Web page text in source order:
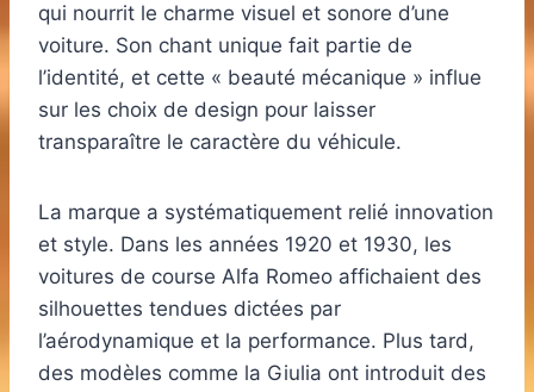
qui nourrit le charme visuel et sonore d’une
voiture. Son chant unique fait partie de
l’identité, et cette « beauté mécanique » influe
sur les choix de design pour laisser
transparaître le caractère du véhicule.
La marque a systématiquement relié innovation
et style. Dans les années 1920 et 1930, les
voitures de course Alfa Romeo affichaient des
silhouettes tendues dictées par
l’aérodynamique et la performance. Plus tard,
des modèles comme la Giulia ont introduit des